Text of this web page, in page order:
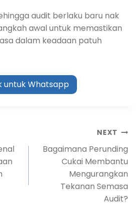
audit berlaku baru nak
awal untuk memastikan
dalam keadaan patuh
untuk Whatsapp
NEXT
Bagaimana Perunding
Cukai Membantu
Mengurangkan
Tekanan Semasa
Audit?